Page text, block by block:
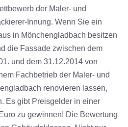
der Maler- und
Innung. Wenn Sie ein
in Mönchengladbach besitzen
die Fassade zwischen dem
und dem 31.12.2014 von
Fachbetrieb der Maler- und
renovieren lassen,
Es gibt Preisgelder in einer
zu gewinnen! Die Bewertung